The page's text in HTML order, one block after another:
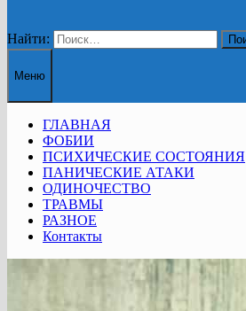
Найти:
Меню
ГЛАВНАЯ
ФОБИИ
ПСИХИЧЕСКИЕ СОСТОЯНИЯ
ПАНИЧЕСКИЕ АТАКИ
ОДИНОЧЕСТВО
ТРАВМЫ
РАЗНОЕ
Контакты